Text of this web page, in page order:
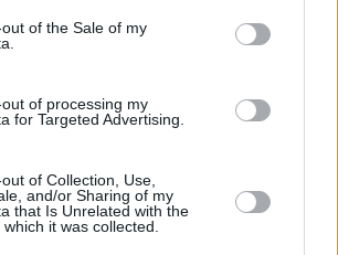
entrando de nuevo en este sitio web o
de privacidad.
of the Sale of my
of processing my
for Targeted Advertising.
of Collection, Use,
and/or Sharing of my
that Is Unrelated with the
it was collected.